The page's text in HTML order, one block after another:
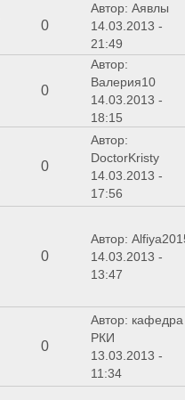
0
Автор: Аявлы
14.03.2013 -
21:49
0
Автор:
Валерия10
14.03.2013 -
18:15
0
Автор:
DoctorKristy
14.03.2013 -
17:56
0
Автор:
14.03.2013 -
13:47
0
Автор: кафедра
РКИ
13.03.2013 -
11:34